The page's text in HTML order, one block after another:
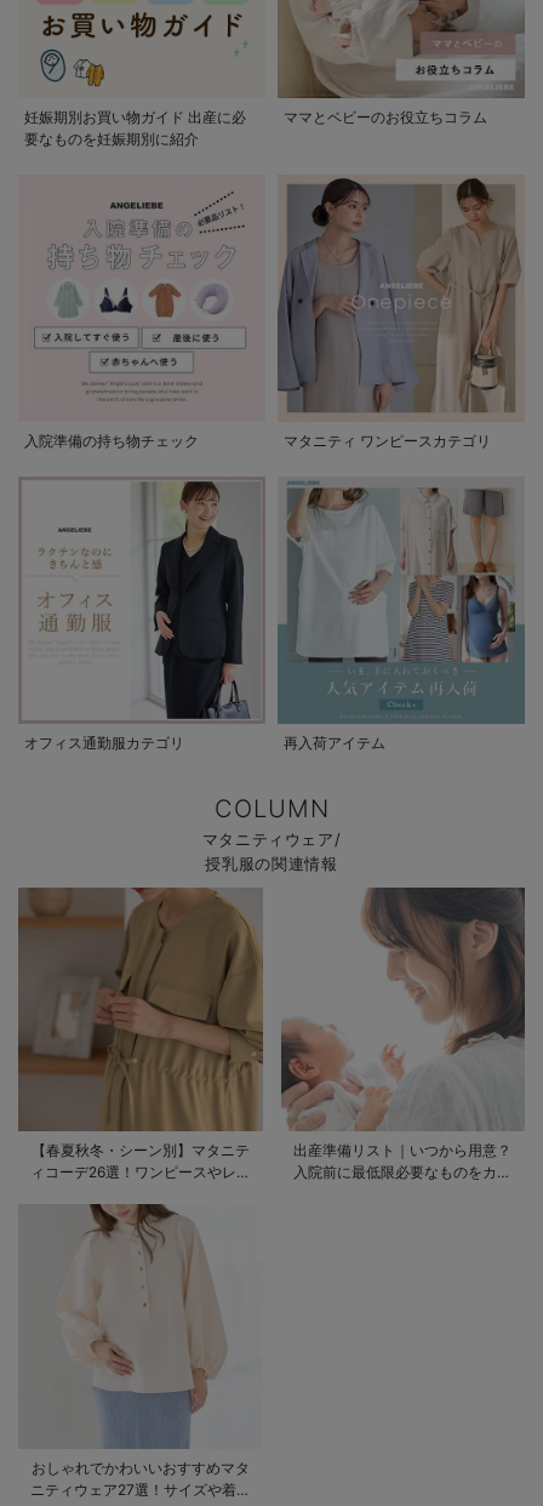
妊娠期別お買い物ガイド 出産に必
要なものを妊娠期別に紹介
ママとベビーのお役立ちコラム
入院準備の持ち物チェック マタニティ ワンピースカテゴリ
オフィス通勤服カテゴリ 再入荷アイテム
COLUMN
マタニティウェア/
授乳服の関連情報
【春夏秋冬・シーン別】マタニテ
ィコーデ26選！ワンピースやレギ
出産準備リスト｜いつから用意？
入院前に最低限必要なものをカテ
おしゃれでかわいいおすすめマタ
ニティウェア27選！サイズや着る